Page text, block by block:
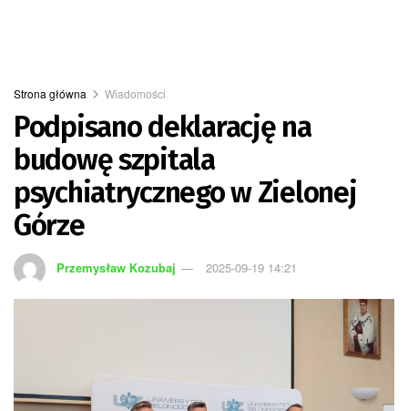
Strona główna Wiadomości
Podpisano deklarację na
budowę szpitala
psychiatrycznego w Zielonej
Górze
Przemysław Kozubaj 2025-09-19 14:21